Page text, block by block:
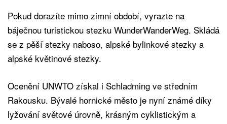
Pokud dorazíte mimo zimní období, vyrazte na
báječnou turistickou stezku WunderWanderWeg. Skládá
se z pěší stezky naboso, alpské bylinkové stezky a
alpské květinové stezky.
Ocenění UNWTO získal i Schladming ve středním
Rakousku. Bývalé hornické město je nyní známé díky
lyžování světové úrovně, krásným cyklistickým a